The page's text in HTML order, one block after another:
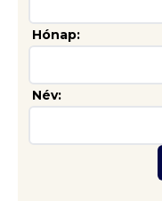
Hónap:
Név: